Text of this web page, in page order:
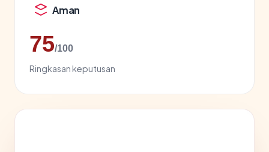
Aman
75/100
Ringkasan keputusan